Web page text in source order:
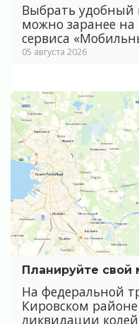
Выбрать удобный
можно заранее на
сервиса
05 августа 2026
Планируйте свой
На федеральной
Кировском
ликвидации